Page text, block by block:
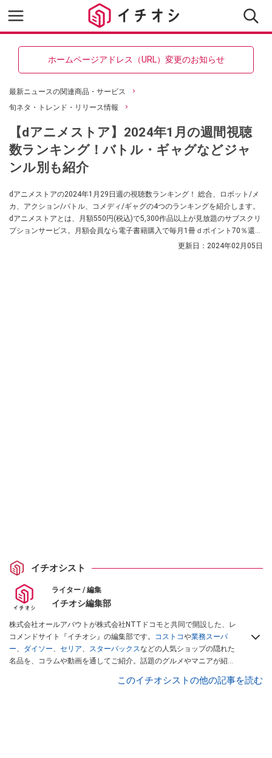
ホームページアドレス（URL）変更のお知らせ
最新ニュースの関連商品・サービス
旬ネタ・トレンド・リリース情報
【dアニメストア】2024年1月の週間視聴
数ランキング！バトル・ギャグなどジャ
ンル別も紹介
dアニメストアの2024年1月29日週の視聴数ランキング！ 総合、ロボット/メ
カ、アクション/バトル、コメディ/ギャグの4つのランキングを紹介します。
dアニメストアとは、月額550円(税込)で5,300作品以上が見放題のサブスクリ
プションサービス。月額会員なら電子書籍購入で毎月1冊ｄポイント70％還
更新日： 2024年02月05日
イチオシスト
ライター / 編集
イチオシ編集部
株式会社オールアバウトが株式会社NTTドコモと共同で開設した、レ
コメンドサイト『イチオシ』の編集部です。 コストコや業務スーパ
ー、 ダイソー、 セリア、 スターバックスなどの人気ショップの隠れた
名品を、コラムや動画を通してご紹介。話題のグルメやマニアが紹介
インフルエンサーが実際に使用してレビューしています。毎日トレン
このイチオシストの他の記事を読む